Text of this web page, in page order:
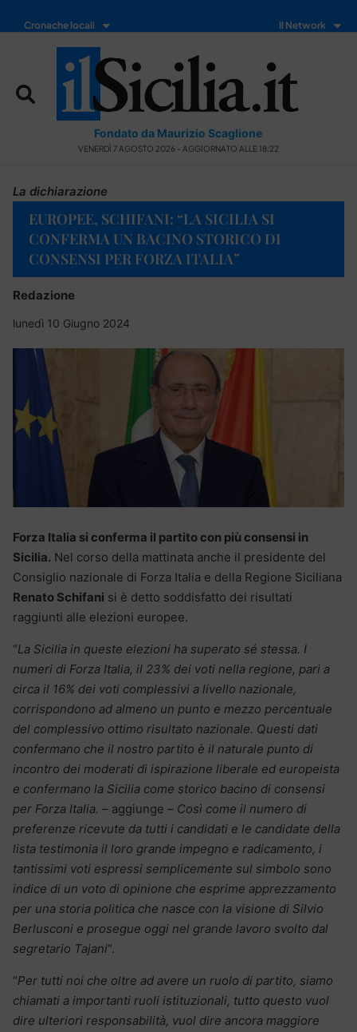
Cronache locali Il Network
Fondato da Maurizio Scaglione
VENERDÌ 7 AGOSTO 2026 - AGGIORNATO ALLE 18:22
La dichiarazione
EUROPEE, SCHIFANI: “LA SICILIA SI
CONFERMA UN BACINO STORICO DI
CONSENSI PER FORZA ITALIA”
Redazione
lunedì 10 Giugno 2024
Forza Italia si conferma il partito con più consensi in
Sicilia. Nel corso della mattinata anche il presidente del
Consiglio nazionale di Forza Italia e della Regione Siciliana
Renato Schifani si è detto soddisfatto dei risultati
raggiunti alle elezioni europee.
“La Sicilia in queste elezioni ha superato sé stessa. I
numeri di Forza Italia, il 23% dei voti nella regione, pari a
circa il 16% dei voti complessivi a livello nazionale,
corrispondono ad almeno un punto e mezzo percentuale
del complessivo ottimo risultato nazionale. Questi dati
confermano che il nostro partito è il naturale punto di
incontro dei moderati di ispirazione liberale ed europeista
e confermano la Sicilia come storico bacino di consensi
per Forza Italia. – aggiunge – Così come il numero di
preferenze ricevute da tutti i candidati e le candidate della
lista testimonia il loro grande impegno e radicamento, i
tantissimi voti espressi semplicemente sul simbolo sono
indice di un voto di opinione che esprime apprezzamento
per una storia politica che nasce con la visione di Silvio
Berlusconi e prosegue oggi nel grande lavoro svolto dal
segretario Tajani“.
“Per tutti noi che oltre ad avere un ruolo di partito, siamo
chiamati a importanti ruoli istituzionali, tutto questo vuol
dire ulteriori responsabilità, vuol dire ancora maggiore